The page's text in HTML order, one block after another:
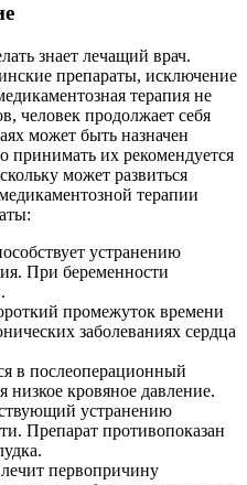
знает лечащий врач.
препараты, исключение
терапия не
человек продолжает себя
может быть назначен
принимать их рекомендуется
может развиться
терапии
устранению
При беременности
промежуток времени
заболеваниях сердца
в послеоперационный
низкое кровяное давление.
устранению
Препарат противопоказан
первопричину